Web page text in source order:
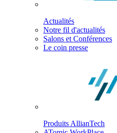
Actualités
Notre fil d'actualités
Salons et Conférences
Le coin presse
Produits AllianTech